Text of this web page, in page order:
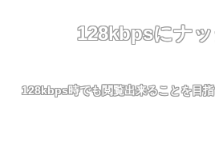
128kbpsにナ
128kbps時でも閲覧出来ることを目